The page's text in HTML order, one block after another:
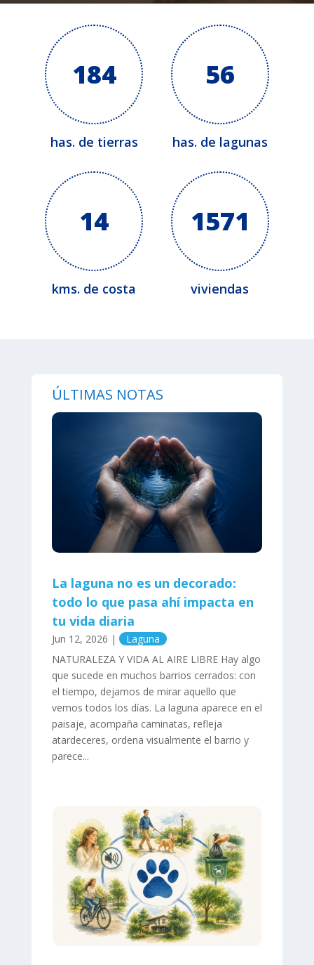
184
has. de tierras
56
has. de lagunas
14
kms. de costa
1571
viviendas
ÚLTIMAS NOTAS
La laguna no es un decorado:
todo lo que pasa ahí impacta en
tu vida diaria
Jun 12, 2026 |
Laguna
NATURALEZA Y VIDA AL AIRE LIBRE Hay algo
que sucede en muchos barrios cerrados: con
el tiempo, dejamos de mirar aquello que
vemos todos los días. La laguna aparece en el
paisaje, acompaña caminatas, refleja
atardeceres, ordena visualmente el barrio y
parece...